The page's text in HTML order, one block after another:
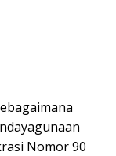
Nomor 90